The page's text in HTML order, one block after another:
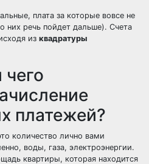
плата за которые вовсе не
них речь пойдет дальше). Счета
из квадратуры
платежей?
количество лично вами
воды, газа, электроэнергии.
квартиры, которая находится